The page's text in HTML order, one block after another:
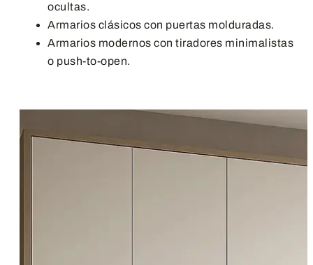
ocultas.
Armarios clásicos con puertas molduradas.
Armarios modernos con tiradores minimalistas
o push-to-open.